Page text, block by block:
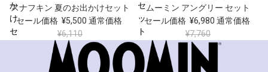
か
け
セ
セール
スナフキン 夏のお出かけセット
セール価格 ¥5,500 通常価格
¥6,110
セ
ッ
ト
セール
ムーミン アングリー セット
セール価格 ¥6,980 通常価格
¥7,760